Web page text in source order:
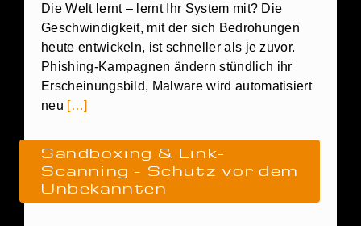
Die Welt lernt – lernt Ihr System mit? Die
Geschwindigkeit, mit der sich Bedrohungen
heute entwickeln, ist schneller als je zuvor.
Phishing-Kampagnen ändern stündlich ihr
Erscheinungsbild, Malware wird automatisiert
neu […]
Sandboxing & Link-
Scanning – Schutz vor dem
Unbekannten